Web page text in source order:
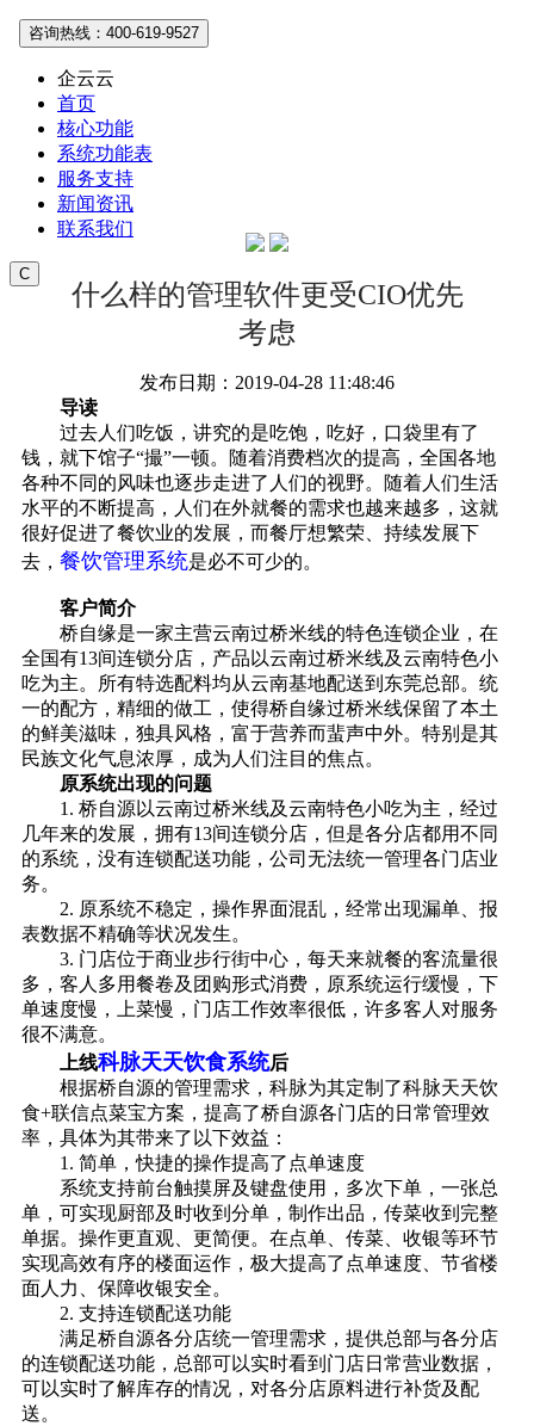
咨询热线：400-619-9527
企云云
首页
核心功能
系统功能表
服务支持
新闻资讯
联系我们
C
什么样的管理软件更受CIO优先
考虑
发布日期：2019-04-28 11:48:46
导读
过去人们吃饭，讲究的是吃饱，吃好，口袋里有了
钱，就下馆子“撮”一顿。随着消费档次的提高，全国各地
各种不同的风味也逐步走进了人们的视野。随着人们生活
水平的不断提高，人们在外就餐的需求也越来越多，这就
很好促进了餐饮业的发展，而餐厅想繁荣、持续发展下
去， 餐饮管理系统是必不可少的。
客户简介
桥自缘是一家主营云南过桥米线的特色连锁企业，在
全国有13间连锁分店，产品以云南过桥米线及云南特色小
吃为主。所有特选配料均从云南基地配送到东莞总部。统
一的配方，精细的做工，使得桥自缘过桥米线保留了本土
的鲜美滋味，独具风格，富于营养而蜚声中外。特别是其
民族文化气息浓厚，成为人们注目的焦点。
原系统出现的问题
1. 桥自源以云南过桥米线及云南特色小吃为主，经过
几年来的发展，拥有13间连锁分店，但是各分店都用不同
的系统，没有连锁配送功能，公司无法统一管理各门店业
务。
2. 原系统不稳定，操作界面混乱，经常出现漏单、报
表数据不精确等状况发生。
3. 门店位于商业步行街中心，每天来就餐的客流量很
多，客人多用餐卷及团购形式消费，原系统运行缓慢，下
单速度慢，上菜慢，门店工作效率很低，许多客人对服务
很不满意。
上线科脉天天饮食系统后
根据桥自源的管理需求，科脉为其定制了科脉天天饮
食+联信点菜宝方案，提高了桥自源各门店的日常管理效
率，具体为其带来了以下效益：
1. 简单，快捷的操作提高了点单速度
系统支持前台触摸屏及键盘使用，多次下单，一张总
单，可实现厨部及时收到分单，制作出品，传菜收到完整
单据。操作更直观、更简便。在点单、传菜、收银等环节
实现高效有序的楼面运作，极大提高了点单速度、节省楼
面人力、保障收银安全。
2. 支持连锁配送功能
满足桥自源各分店统一管理需求，提供总部与各分店
的连锁配送功能，总部可以实时看到门店日常营业数据，
可以实时了解库存的情况，对各分店原料进行补货及配
送。